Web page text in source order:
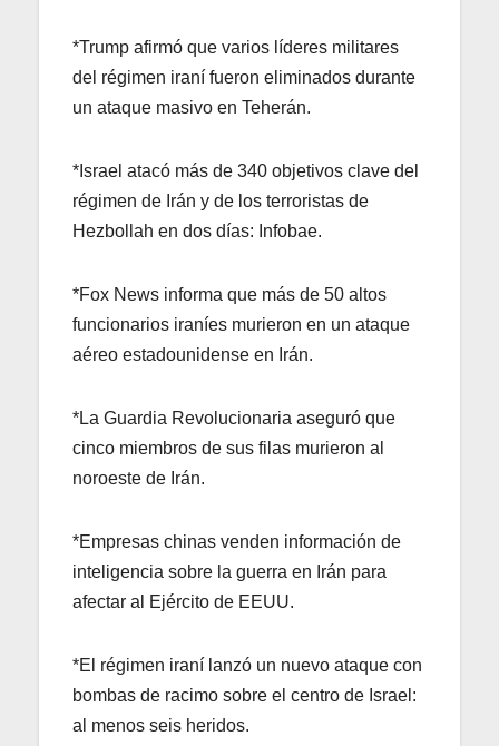
*Trump afirmó que varios líderes militares
del régimen iraní fueron eliminados durante
un ataque masivo en Teherán.
*Israel atacó más de 340 objetivos clave del
régimen de Irán y de los terroristas de
Hezbollah en dos días: Infobae.
*Fox News informa que más de 50 altos
funcionarios iraníes murieron en un ataque
aéreo estadounidense en Irán.
*La Guardia Revolucionaria aseguró que
cinco miembros de sus filas murieron al
noroeste de Irán.
*Empresas chinas venden información de
inteligencia sobre la guerra en Irán para
afectar al Ejército de EEUU.
*El régimen iraní lanzó un nuevo ataque con
bombas de racimo sobre el centro de Israel:
al menos seis heridos.